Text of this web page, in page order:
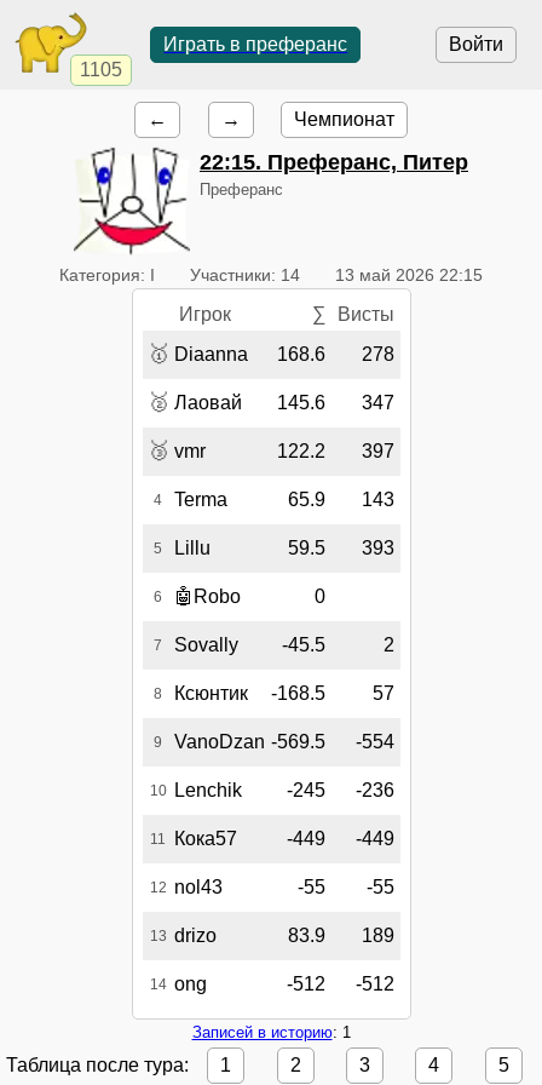
1105
Войти
Играть в преферанс
← → Чемпионат
22:15. Преферанс, Питер
Преферанс
Категория: I Участники: 14 13 май 2026 22:15
Игрок ∑ Висты
🥇 Diaanna 168.6 278
🥈 Лаовай 145.6 347
🥉 vmr 122.2 397
4 Terma 65.9 143
5 Lillu 59.5 393
6 🤖 Robo 0
7 Sovally -45.5 2
8 Ксюнтик -168.5 57
9 VanoDzan -569.5 -554
10 Lenchik -245 -236
11 Кока57 -449 -449
12 nol43 -55 -55
13 drizo 83.9 189
14 ong -512 -512
Записей в историю: 1
Таблица после тура: 1 2 3 4 5